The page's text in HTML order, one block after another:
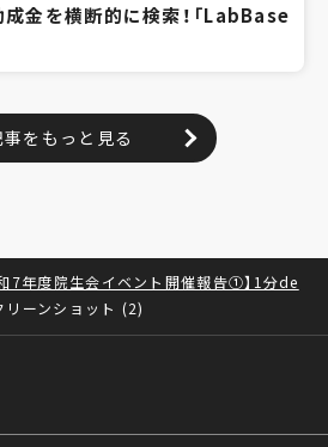
成金を横断的に検索！「LabBase
事をもっと見る
和7年度院生会イベント開催報告①】1分de
リーンショット (2)